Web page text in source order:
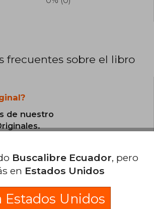
frecuentes sobre el libro
de nuestro
respuestas sobre el libro
Buscalibre Ecuador, pero
en Estados Unidos
Estados Unidos